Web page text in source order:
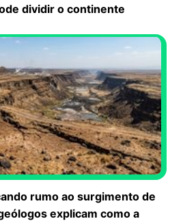
dividir o continente
rumo ao surgimento de
explicam como a